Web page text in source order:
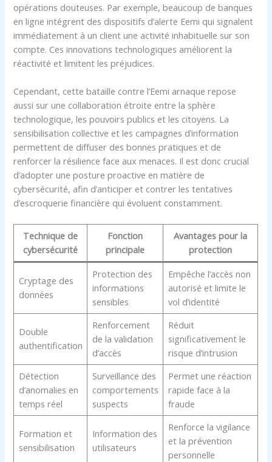
opérations douteuses. Par exemple, beaucoup de banques
en ligne intégrent des dispositifs d’alerte Eemi qui signalent
immédiatement à un client une activité inhabituelle sur son
compte. Ces innovations technologiques améliorent la
réactivité et limitent les préjudices.
Cependant, cette bataille contre l’Eemi arnaque repose
aussi sur une collaboration étroite entre la sphère
technologique, les pouvoirs publics et les citoyens. La
sensibilisation collective et les campagnes d’information
permettent de diffuser des bonnes pratiques et de
renforcer la résilience face aux menaces. Il est donc crucial
d’adopter une posture proactive en matière de
cybersécurité, afin d’anticiper et contrer les tentatives
d’escroquerie financière qui évoluent constamment.
Technique de
cybersécurité
Fonction
principale
Avantages pour la
protection
Cryptage des
données
Protection des
informations
sensibles
Empêche l’accès non
autorisé et limite le
vol d’identité
Double
authentification
Renforcement
de la validation
d’accès
Réduit
significativement le
risque d’intrusion
Détection
d’anomalies en
temps réel
Surveillance des
comportements
suspects
Permet une réaction
rapide face à la
fraude
Formation et
sensibilisation
Information des
utilisateurs
Renforce la vigilance
et la prévention
personnelle